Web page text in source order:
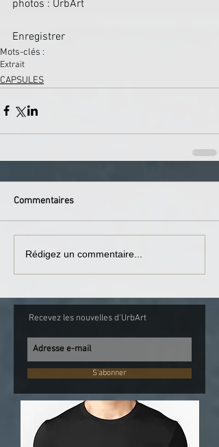
photos : UrbArt
Enregistrer
Mots-clés :
Extrait
CAPSULES
Commentaires
Rédigez un commentaire...
Recevez les nouvelles d'UrbArt
S'abonner